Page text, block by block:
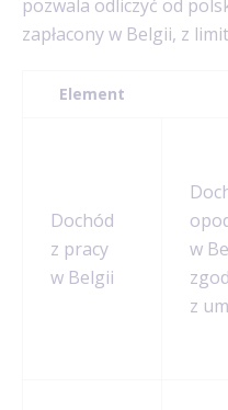
pozwala odliczyć od
zapłacony w Belgii, z
Element
Dochód
z pracy
w Belgii
w
z